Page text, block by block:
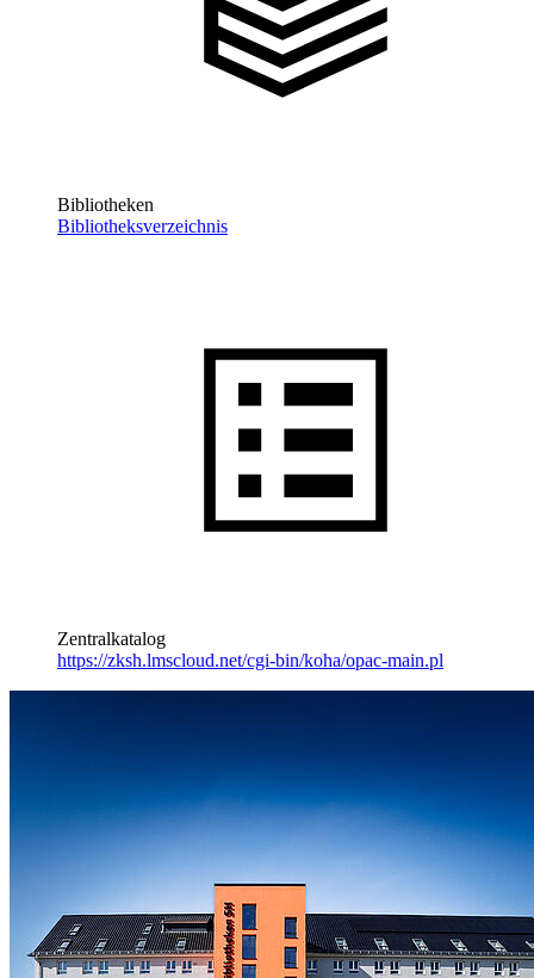
Bibliotheken
Bibliotheksverzeichnis
Zentralkatalog
https://zksh.lmscloud.net/cgi-bin/koha/opac-main.pl